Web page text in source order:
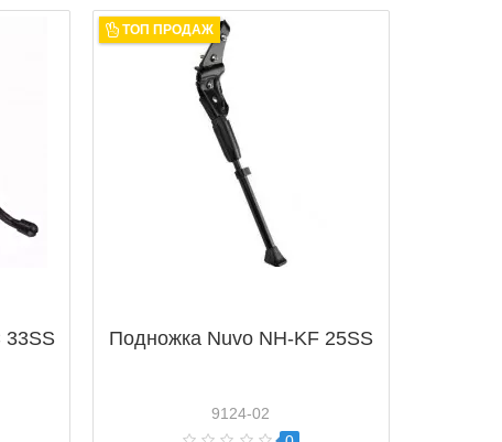
33SS
ТОП ПРОДАЖ
Подножка Nuvo NH-KF 25SS
9124-02